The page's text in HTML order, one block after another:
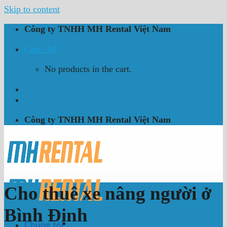
Skip to content
Công ty TNHH MH Rental Việt Nam
Cart / 0₫
No products in the cart.
Công ty TNHH MH Rental Việt Nam
Cho thuê xe nâng người ở
Bình Định